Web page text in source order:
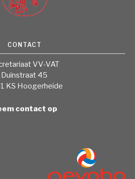
CONTACT
VV-VAT
Duinstraat 45
KS Hoogerheide
contact op